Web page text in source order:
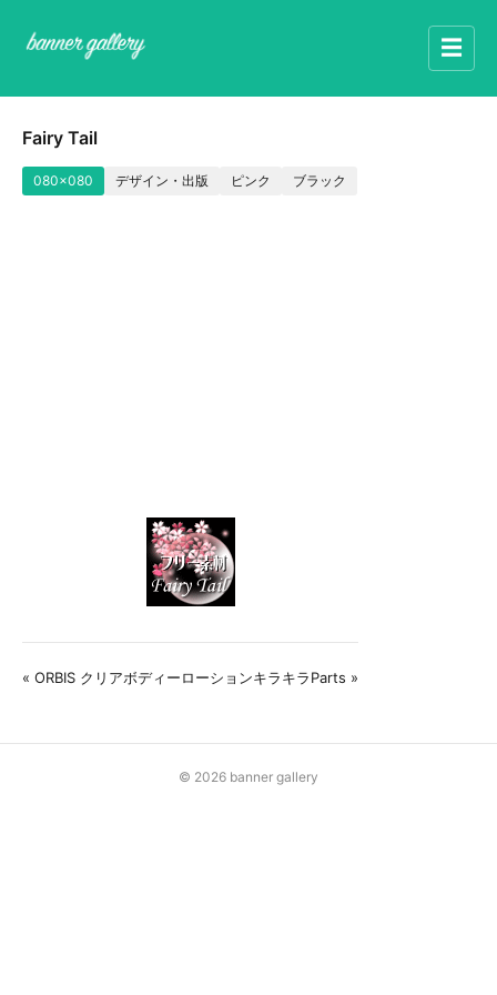
☰
Fairy Tail
080x080 デザイン・出版 ピンク ブラック
« ORBIS クリアボディーローションキラキラParts »
© 2026 banner gallery